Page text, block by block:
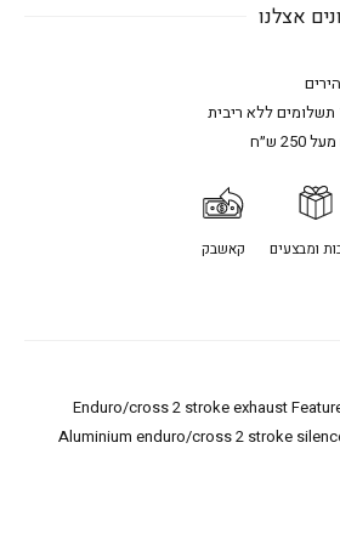
אצלנו
ש״ח
ומבצעים קאשבק
Enduro/cross 2 stroke exhaust
Aluminium enduro/cross 2 stroke